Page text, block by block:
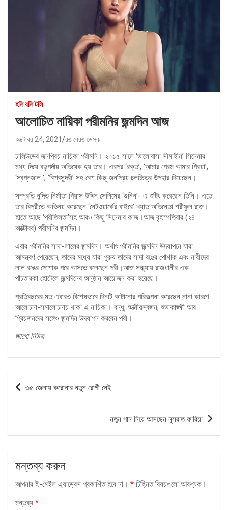
হলি বলি টলি
আলোচিত নায়িকা পরীমনির জন্মদিন আজ
অক্টোবর 24, 2021 রঙ বেরঙ ডেস্ক
ঢালিউডের জনপ্রিয় নায়িকা পরীমনি। ২০১৫ সালে ‘ভালোবাসা সীমাহীন’ সিনেমার
মধ্য দিয়ে বড়পর্দায় অভিষেক হয় তার। এরপর ‘রক্ত’, ‘আমার প্রেম আমার প্রিয়া’,
‘স্বপ্নজাল ’, ‘বিশ্বসুন্দরী’ সহ বেশ কিছু জনপ্রিয় চলচ্চিত্র উপহার দিয়েছেন।
সম্প্রতি নন্দিত নির্মাতা গিয়াস উদ্দিন সেলিমের ‘গুনিন’- এ শুটিং করেছেন তিনি। এতে
তার বিপরীতে অভিনয় করেছেন ‘নেটওয়ার্কের বাইরে’ খ্যাত অভিনেতা শরীফুল রাজ।
হাতে আছে ‘প্রীতিলতা’সহ আরও কিছু সিনেমার কাজ।আজ বৃহস্পতিবার (২৪
অক্টোবর) পরীমনির জন্মদিন।
এবার পরীমনির সাদা-লালের জন্মদিন। অর্থাৎ পরীমনির জন্মদিন উদযাপনে যারা
আমন্ত্রণ পেয়েছেন, তাদের মধ্যে যারা পুরুষ তাদের সাদা রঙের পোশাক এবং নারীদের
লাল রঙের পোশাক পরে আসতে বলেছেন পরী।আজ সন্ধ্যায় রাজধানীর এক
পাঁচতারকা হোটেলে জন্মদিনের অনুষ্ঠান আয়োজন করা হয়েছে।
প্রতিবছরের মত এবারও বিশেষভাবে দিনটি কাটানোর পরিকল্পনা করেছেন নানা কারণে
আলোচনা-সমালোচনায় থাকা এ নায়িকা। বন্ধু, আত্মীয়স্বজন, শুভাকাঙ্ক্ষী আর
প্রিয়জনদের সঙ্গেও জন্মদিন উদযাপন করবেন পরী।
জাগো নিউজ
পোস্ট
৩৫ জেলায় করোনার নতুন রোগী নেই
নতুন গান নিয়ে আসছেন নুসরাত ফারিয়া
মন্তব্য করুন
আপনার ই-মেইল এ্যাড্রেস প্রকাশিত হবে না। * চিহ্নিত বিষয়গুলো আবশ্যক।
মন্তব্য *